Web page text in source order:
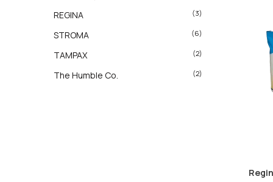
REGINA (3)
STROMA (6)
TAMPAX (2)
The Humble Co. (2)